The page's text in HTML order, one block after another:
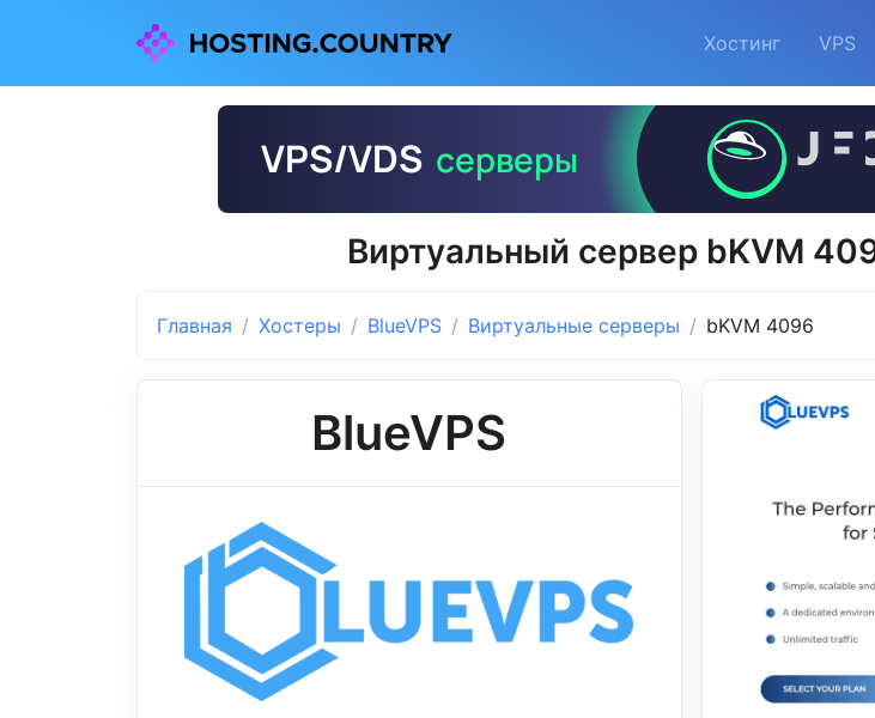
Хостинг VPS
Виртуальный сервер bKVM
Главная Хостеры BlueVPS Виртуальные серверы bKVM 4096
BlueVPS